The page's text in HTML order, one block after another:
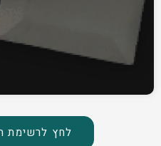
לחץ לרשימת